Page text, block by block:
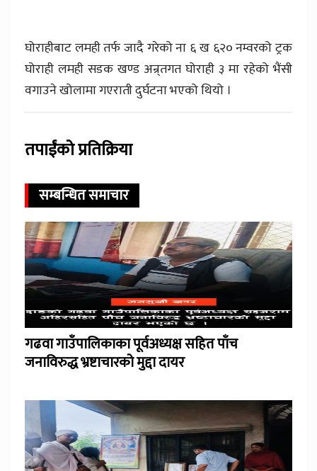
घोराहीबाट लमही तर्फ जादै गरेको ना ६ ख ६२० नम्वरको ट्रक
घोराही लमही सडक खण्ड अन्र्तगत घोराही ३ मा रहेको भैंसी
वगाउने खोलामा गएराती दुर्घटना भएको थियो ।
तपाईंको प्रतिक्रिया
सम्बन्धित समाचार
गढवा गाउँपालिकाका पूर्वअध्यक्ष सहित पाँच
जनाविरुद्ध भ्रष्टाचारको मुद्दा दायर